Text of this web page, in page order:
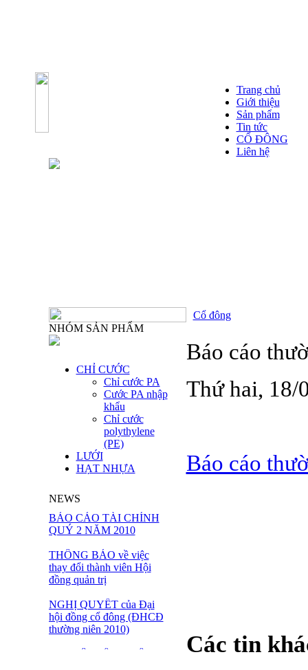
Trang chủ
Giới thiệu
Sản phẩm
Tin tức
CỔ ĐÔNG
Liên hệ
NHÓM SẢN PHẨM
CHỈ CƯỚC
Chỉ cước PA
Cước PA nhập
khẩu
Chỉ cước
polythylene
(PE)
LƯỚI
HẠT NHỰA
NEWS
BÁO CÁO TÀI CHÍNH
QUÝ 2 NĂM 2010
THÔNG BÁO về việc
thay đổi thành viên Hội
đồng quản trị
NGHỊ QUYẾT của Đại
hội đồng cổ đông (ĐHCĐ
thường niên 2010)
Cổ đông
Báo cáo
Thứ hai, 18/
Báo cáo
Các tin